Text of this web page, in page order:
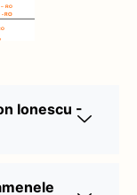
Ionescu -